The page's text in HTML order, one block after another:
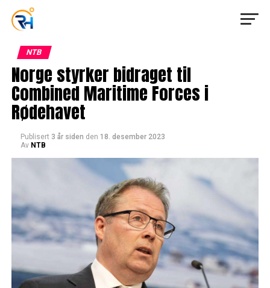
NTB
Norge styrker bidraget til
Combined Maritime Forces i
Rødehavet
Publisert 3 år siden den 18. desember 2023
Av NTB